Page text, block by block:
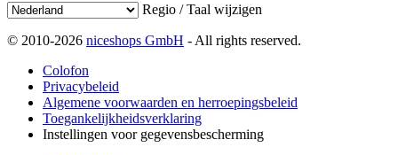
Regio / Taal wijzigen
© 2010-2026 niceshops GmbH - All rights reserved.
Colofon
Privacybeleid
Algemene voorwaarden en herroepingsbeleid
Toegankelijkheidsverklaring
Instellingen voor gegevensbescherming